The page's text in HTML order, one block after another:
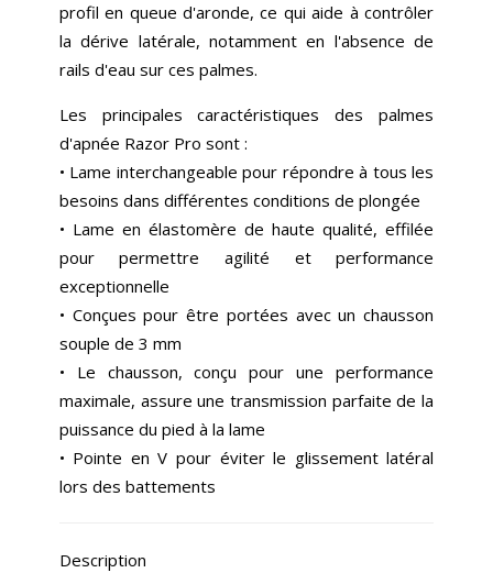
profil en queue d'aronde, ce qui aide à contrôler
la dérive latérale, notamment en l'absence de
rails d'eau sur ces palmes.
Les principales caractéristiques des palmes
d'apnée Razor Pro sont :
• Lame interchangeable pour répondre à tous les
besoins dans différentes conditions de plongée
• Lame en élastomère de haute qualité, effilée
pour permettre agilité et performance
exceptionnelle
• Conçues pour être portées avec un chausson
souple de 3 mm
• Le chausson, conçu pour une performance
maximale, assure une transmission parfaite de la
puissance du pied à la lame
• Pointe en V pour éviter le glissement latéral
lors des battements
Description